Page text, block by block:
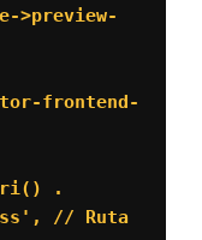
>preview-
.
// Ruta